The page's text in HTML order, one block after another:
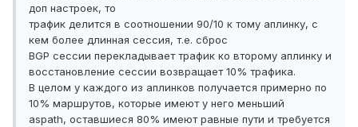
доп настроек, то
трафик делится в соотношении 90/10 к тому аплинку, с
кем более длинная сессия, т.е. сброс
BGP сессии перекладывает трафик ко второму аплинку и
восстановление сессии возвращает 10% трафика.
В целом у каждого из аплинков получается примерно по
10% маршрутов, которые имеют у него меньший
aspath, оставшиеся 80% имеют равные пути и требуется